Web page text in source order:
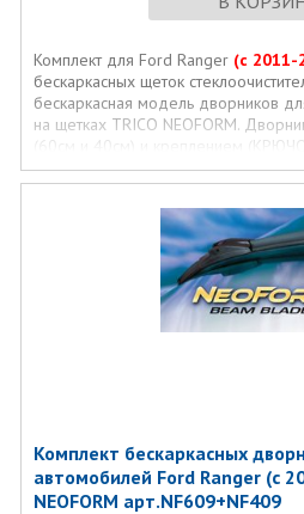
Комплект для Ford Ranger (с 2011-
бескаркасных щеток
бескаркасная модель дворников
на щетках TRICO NEOFORM.
(60см и 40см) и креплением
лобовое стекло автомобиля Ford
Комплект бескаркасных
автомобилей Ford Ranger (с
NEOFORM арт.NF609+NF409